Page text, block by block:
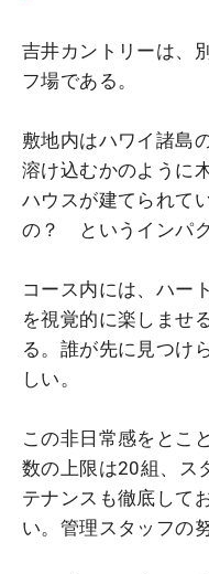
吉井カントリーは、
フ場である。
敷地内はハワイ諸島
溶け込むかのように
ハウスが建てられて
の？ というインパク
コース内には、ハー
を視覚的に楽しませ
る。誰が先に見つけ
しい。
この非日常感をとこ
数の上限は20組、ス
テナンスも徹底して
い。管理スタッフの